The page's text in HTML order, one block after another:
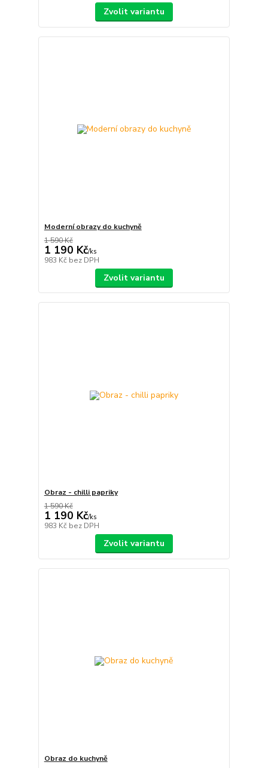
Zvolit variantu
Moderní obrazy do kuchyně
1 590 Kč
1 190 Kč/ks
983 Kč bez DPH
Zvolit variantu
Obraz - chilli papriky
1 590 Kč
1 190 Kč/ks
983 Kč bez DPH
Zvolit variantu
Obraz do kuchyně